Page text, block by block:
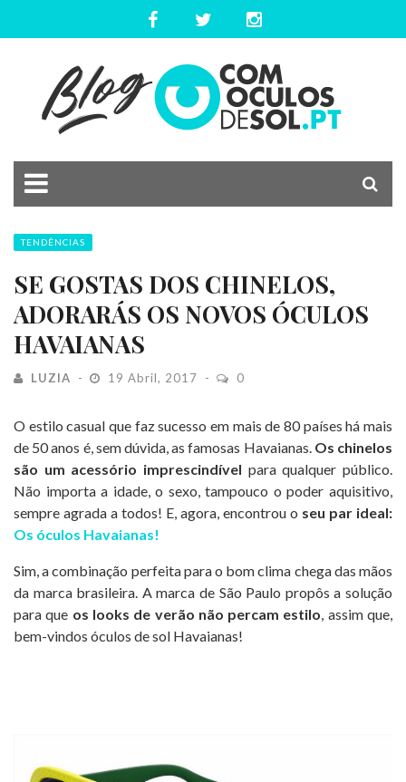
TENDÊNCIAS
SE GOSTAS DOS CHINELOS,
ADORARÁS OS NOVOS ÓCULOS
HAVAIANAS
LUZIA 19 Abril, 2017 0
O estilo casual que faz sucesso em mais de 80 países há mais
de 50 anos é, sem dúvida, as famosas Havaianas. Os chinelos
são um acessório imprescindível para qualquer público.
Não importa a idade, o sexo, tampouco o poder aquisitivo,
sempre agrada a todos! E, agora, encontrou o seu par ideal:
Os óculos Havaianas!
Sim, a combinação perfeita para o bom clima chega das mãos
da marca brasileira. A marca de São Paulo propôs a solução
para que os looks de verão não percam estilo, assim que,
bem-vindos óculos de sol Havaianas!